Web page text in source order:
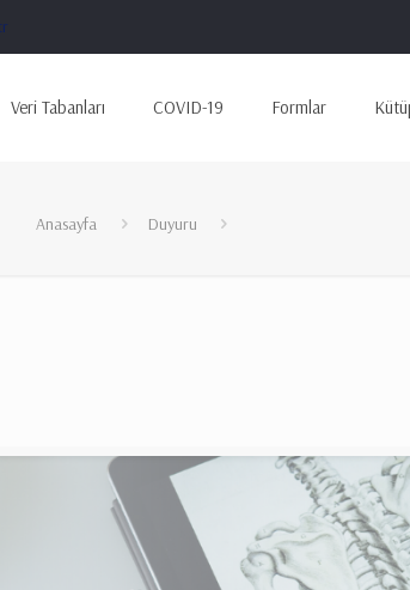
Veri Tabanları COVID-19 Formlar
Anasayfa Duyuru